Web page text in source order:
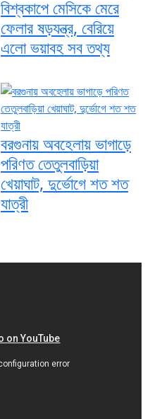
বিশ্বকাপে মেসিকে মেরে
ফেলার ষড়যন্ত্র, বেরিয়ে
এলো ভয়াবহ সব তথ্য
বরগুনায় অবহেলায় ভাগাড়ে
পরিণত তেতুলবাড়িয়া
খেয়াঘাট, দুর্ভোগে শত শত
যাত্রী